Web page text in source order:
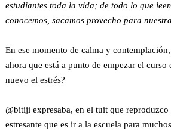
estudiantes toda la vida; de todo lo que
conocemos, sacamos provecho para
En ese momento de calma y
ahora que está a punto de empezar el curso
nuevo el estrés?
@bitiji expresaba, en el tuit que
estresante que es ir a la escuela para